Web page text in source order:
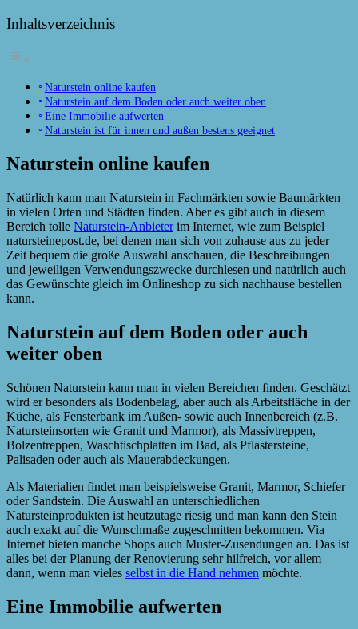
Inhaltsverzeichnis
Naturstein online kaufen
Naturstein auf dem Boden oder auch weiter oben
Eine Immobilie aufwerten
Naturstein ist für innen und außen bestens geeignet
Naturstein online kaufen
Natürlich kann man Naturstein in Fachmärkten sowie Baumärkten
in vielen Orten und Städten finden. Aber es gibt auch in diesem
Bereich tolle Naturstein-Anbieterim Internet, wie zum Beispiel
natursteinepost.de, bei denen man sich von zuhause aus zu jeder
Zeit bequem die große Auswahl anschauen, die Beschreibungen
und jeweiligen Verwendungszwecke durchlesen und natürlich auch
das Gewünschte gleich im Onlineshop zu sich nachhause bestellen
kann.
Naturstein auf dem Boden oder auch
weiter oben
Schönen Naturstein kann man in vielen Bereichen finden. Geschätzt
wird er besonders als Bodenbelag, aber auch als Arbeitsfläche in der
Küche, als Fensterbank im Außen- sowie auch Innenbereich (z.B.
Natursteinsorten wie Granit und Marmor), als Massivtreppen,
Bolzentreppen, Waschtischplatten im Bad, als Pflastersteine,
Palisaden oder auch als Mauerabdeckungen.
Als Materialien findet man beispielsweise Granit, Marmor, Schiefer
oder Sandstein. Die Auswahl an unterschiedlichen
Natursteinprodukten ist heutzutage riesig und man kann den Stein
auch exakt auf die Wunschmaße zugeschnitten bekommen. Via
Internet bieten manche Shops auch Muster-Zusendungen an. Das ist
alles bei der Planung der Renovierung sehr hilfreich, vor allem
dann, wenn man vieles selbst in die Hand nehmen möchte.
Eine Immobilie aufwerten